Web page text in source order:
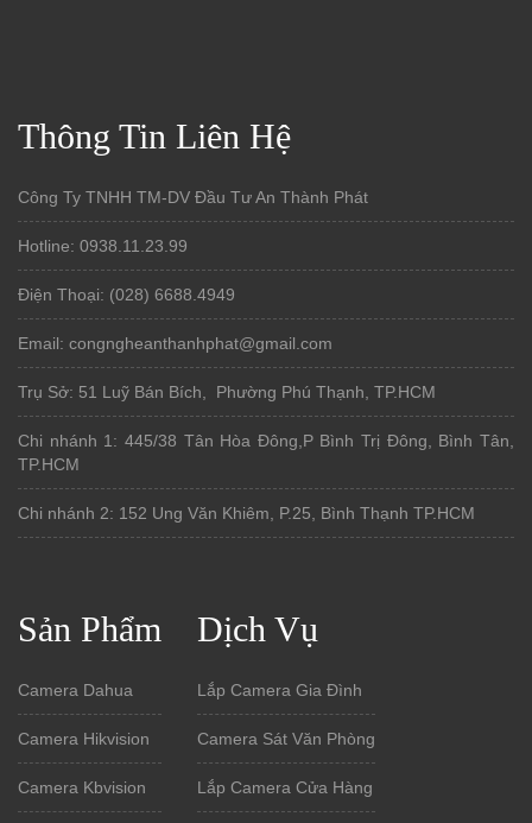
Thông Tin Liên Hệ
Công Ty TNHH TM-DV Đầu Tư An Thành Phát
Hotline: 0938.11.23.99
Điện Thoại: (028) 6688.4949
Email: congngheanthanhphat@gmail.com
Trụ Sở: 51 Luỹ Bán Bích, Phường Phú Thạnh, TP.HCM
Chi nhánh 1: 445/38 Tân Hòa Đông,P Bình Trị Đông, Bình Tân,
TP.HCM
Chi nhánh 2: 152 Ung Văn Khiêm, P.25, Bình Thạnh TP.HCM
Sản Phẩm
Camera Dahua
Camera Hikvision
Camera Kbvision
Dịch Vụ
Lắp Camera Gia Đình
Camera Sát Văn Phòng
Lắp Camera Cửa Hàng